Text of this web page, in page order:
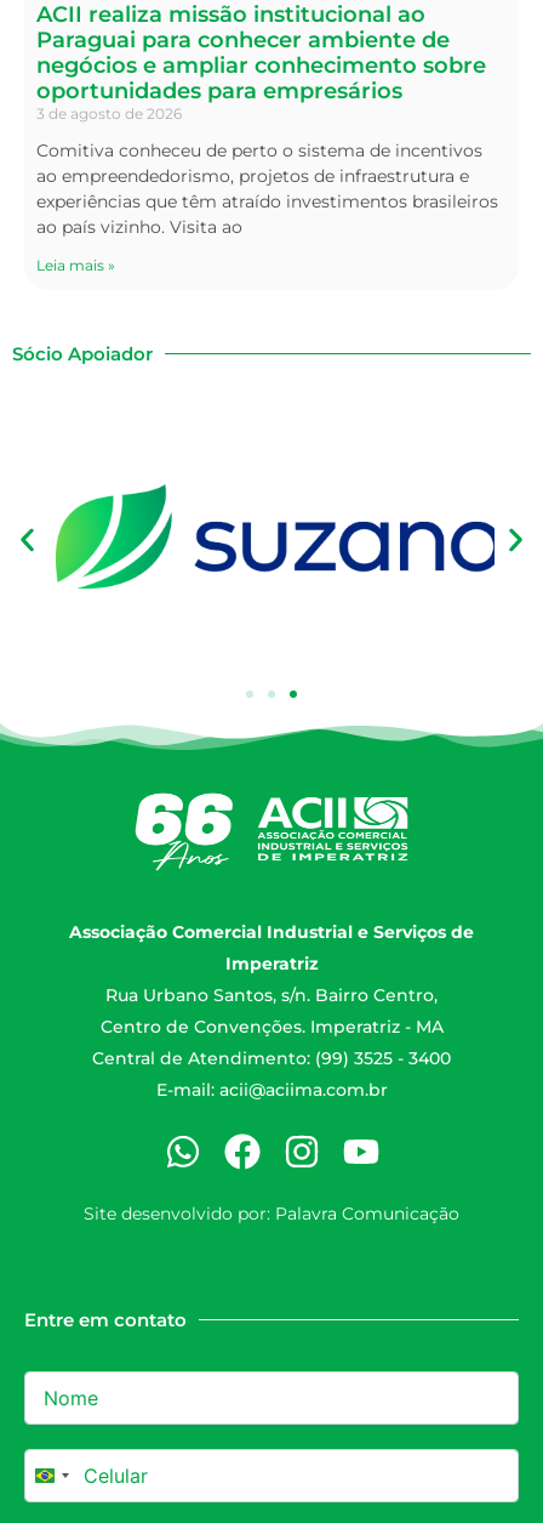
ACII realiza missão institucional ao
Paraguai para conhecer ambiente de
negócios e ampliar conhecimento sobre
oportunidades para empresários
3 de agosto de 2026
Comitiva conheceu de perto o sistema de incentivos
ao empreendedorismo, projetos de infraestrutura e
experiências que têm atraído investimentos brasileiros
ao país vizinho. Visita ao
Leia mais »
Sócio Apoiador
Associação Comercial Industrial e Serviços de
Imperatriz
Rua Urbano Santos, s/n. Bairro Centro,
Centro de Convenções. Imperatriz - MA
Central de Atendimento: (99) 3525 - 3400
E-mail: acii@aciima.com.br
Site desenvolvido por: Palavra Comunicação
Entre em contato
Brazil +55